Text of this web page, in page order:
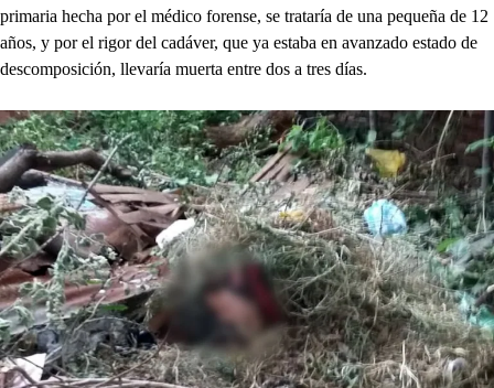
primaria hecha por el médico forense, se trataría de una pequeña de 12
años, y por el rigor del cadáver, que ya estaba en avanzado estado de
descomposición, llevaría muerta entre dos a tres días.